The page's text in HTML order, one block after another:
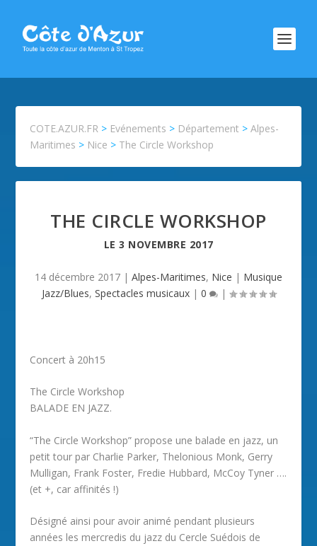
COTE.AZUR.FR > Evénements > Département >Alpes-
Maritimes > Nice > The Circle Workshop
THE CIRCLE WORKSHOP
LE 3 NOVEMBRE 2017
14 décembre 2017 | Alpes-Maritimes, Nice | Musique
Jazz/Blues, Spectacles musicaux| 0 |
Concert à 20h15
The Circle Workshop
BALADE EN JAZZ.
“The Circle Workshop” propose une balade en jazz, un
petit tour par Charlie Parker, Thelonious Monk, Gerry
Mulligan, Frank Foster, Fredie Hubbard, McCoy Tyner ….
(et +, car affinités !)
Désigné ainsi pour avoir animé pendant plusieurs
années les mercredis du jazz du Cercle Suédois de